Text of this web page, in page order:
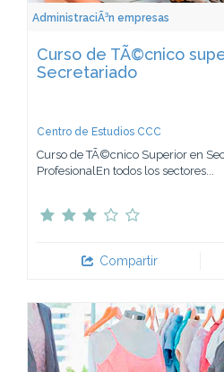
AdministraciÃ³n empresas
Curso de TÃ©cnico
Secretariado
Centro de Estudios CCC
Curso de TÃ©cnico Superior en
ProfesionalEn todos los sectores...
Compartir